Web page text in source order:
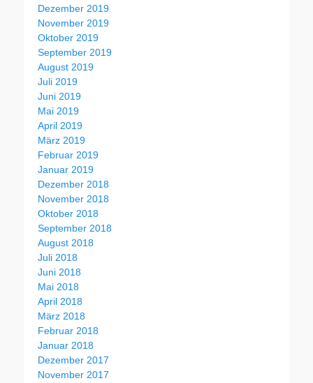
Dezember 2019
November 2019
Oktober 2019
September 2019
August 2019
Juli 2019
Juni 2019
Mai 2019
April 2019
März 2019
Februar 2019
Januar 2019
Dezember 2018
November 2018
Oktober 2018
September 2018
August 2018
Juli 2018
Juni 2018
Mai 2018
April 2018
März 2018
Februar 2018
Januar 2018
Dezember 2017
November 2017